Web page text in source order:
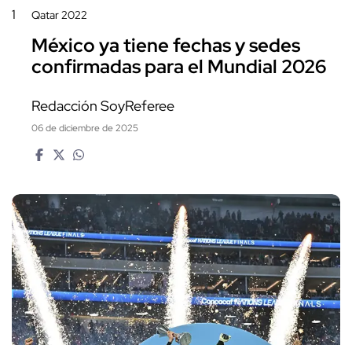
1 Qatar 2022
México ya tiene fechas y sedes
confirmadas para el Mundial 2026
Redacción SoyReferee
06 de diciembre de 2025